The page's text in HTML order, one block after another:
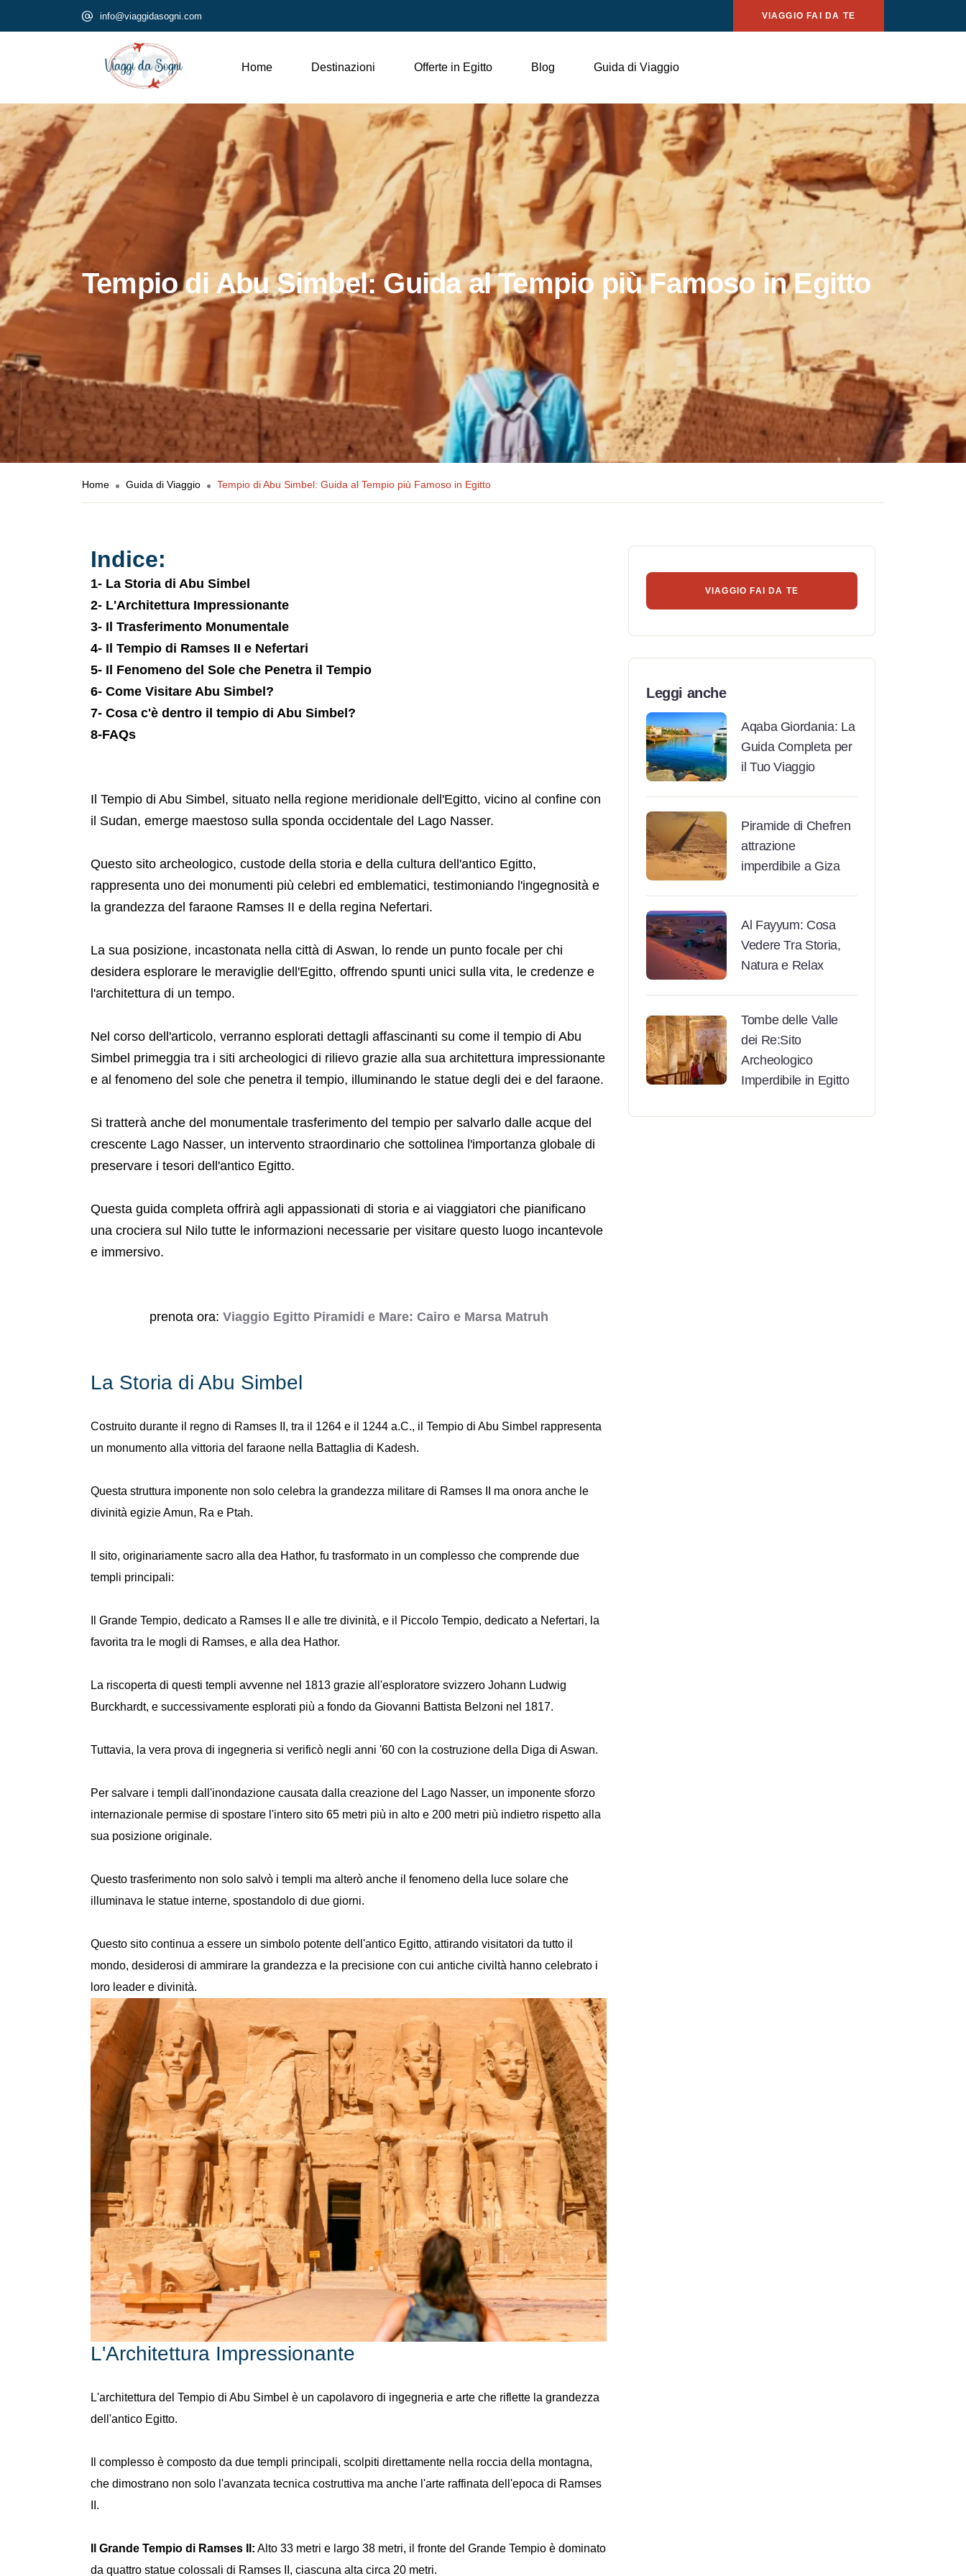
info@viaggidasogni.com VIAGGIO FAI DA TE
Home Destinazioni Offerte in Egitto Blog Guida di Viaggio
Tempio di Abu Simbel: Guida al Tempio più Famoso in Egitto
Home Guida di Viaggio Tempio di Abu Simbel: Guida al Tempio più Famoso in Egitto
Indice:
1- La Storia di Abu Simbel
2- L'Architettura Impressionante
3- Il Trasferimento Monumentale
4- Il Tempio di Ramses II e Nefertari
5- Il Fenomeno del Sole che Penetra il Tempio
6- Come Visitare Abu Simbel?
7- Cosa c'è dentro il tempio di Abu Simbel?
8-FAQs
Il Tempio di Abu Simbel, situato nella regione meridionale dell'Egitto, vicino al confine con
il Sudan, emerge maestoso sulla sponda occidentale del Lago Nasser.
Questo sito archeologico, custode della storia e della cultura dell'antico Egitto,
rappresenta uno dei monumenti più celebri ed emblematici, testimoniando l'ingegnosità e
la grandezza del faraone Ramses II e della regina Nefertari.
La sua posizione, incastonata nella città di Aswan, lo rende un punto focale per chi
desidera esplorare le meraviglie dell'Egitto, offrendo spunti unici sulla vita, le credenze e
l'architettura di un tempo.
Nel corso dell'articolo, verranno esplorati dettagli affascinanti su come il tempio di Abu
Simbel primeggia tra i siti archeologici di rilievo grazie alla sua architettura impressionante
e al fenomeno del sole che penetra il tempio, illuminando le statue degli dei e del faraone.
Si tratterà anche del monumentale trasferimento del tempio per salvarlo dalle acque del
crescente Lago Nasser, un intervento straordinario che sottolinea l'importanza globale di
preservare i tesori dell'antico Egitto.
Questa guida completa offrirà agli appassionati di storia e ai viaggiatori che pianificano
una crociera sul Nilo tutte le informazioni necessarie per visitare questo luogo incantevole
e immersivo.
prenota ora: Viaggio Egitto Piramidi e Mare: Cairo e Marsa Matruh
La Storia di Abu Simbel
Costruito durante il regno di Ramses II, tra il 1264 e il 1244 a.C., il Tempio di Abu Simbel rappresenta
un monumento alla vittoria del faraone nella Battaglia di Kadesh.
Questa struttura imponente non solo celebra la grandezza militare di Ramses II ma onora anche le
divinità egizie Amun, Ra e Ptah.
Il sito, originariamente sacro alla dea Hathor, fu trasformato in un complesso che comprende due
templi principali:
Il Grande Tempio, dedicato a Ramses II e alle tre divinità, e il Piccolo Tempio, dedicato a Nefertari, la
favorita tra le mogli di Ramses, e alla dea Hathor.
La riscoperta di questi templi avvenne nel 1813 grazie all'esploratore svizzero Johann Ludwig
Burckhardt, e successivamente esplorati più a fondo da Giovanni Battista Belzoni nel 1817.
Tuttavia, la vera prova di ingegneria si verificò negli anni '60 con la costruzione della Diga di Aswan.
Per salvare i templi dall'inondazione causata dalla creazione del Lago Nasser, un imponente sforzo
internazionale permise di spostare l'intero sito 65 metri più in alto e 200 metri più indietro rispetto alla
sua posizione originale.
Questo trasferimento non solo salvò i templi ma alterò anche il fenomeno della luce solare che
illuminava le statue interne, spostandolo di due giorni.
Questo sito continua a essere un simbolo potente dell'antico Egitto, attirando visitatori da tutto il
mondo, desiderosi di ammirare la grandezza e la precisione con cui antiche civiltà hanno celebrato i
loro leader e divinità.
L'Architettura Impressionante
L'architettura del Tempio di Abu Simbel è un capolavoro di ingegneria e arte che riflette la grandezza
dell'antico Egitto.
Il complesso è composto da due templi principali, scolpiti direttamente nella roccia della montagna,
che dimostrano non solo l'avanzata tecnica costruttiva ma anche l'arte raffinata dell'epoca di Ramses
II.
Il Grande Tempio di Ramses II: Alto 33 metri e largo 38 metri, il fronte del Grande Tempio è dominato
da quattro statue colossali di Ramses II, ciascuna alta circa 20 metri.
VIAGGIO FAI DA TE
Leggi anche
Aqaba Giordania: La
Guida Completa per
il Tuo Viaggio
Piramide di Chefren
attrazione
imperdibile a Giza
Al Fayyum: Cosa
Vedere Tra Storia,
Natura e Relax
Tombe delle Valle
dei Re:Sito
Archeologico
Imperdibile in Egitto